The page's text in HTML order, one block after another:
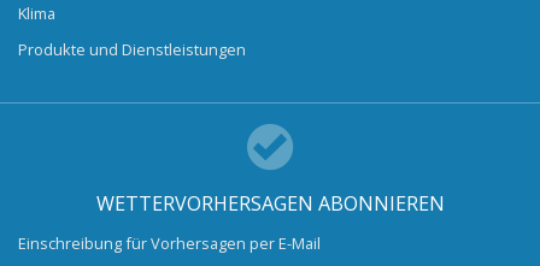
Klima
Produkte und Dienstleistungen
WETTERVORHERSAGEN ABONNIEREN
Einschreibung für Vorhersagen per E-Mail